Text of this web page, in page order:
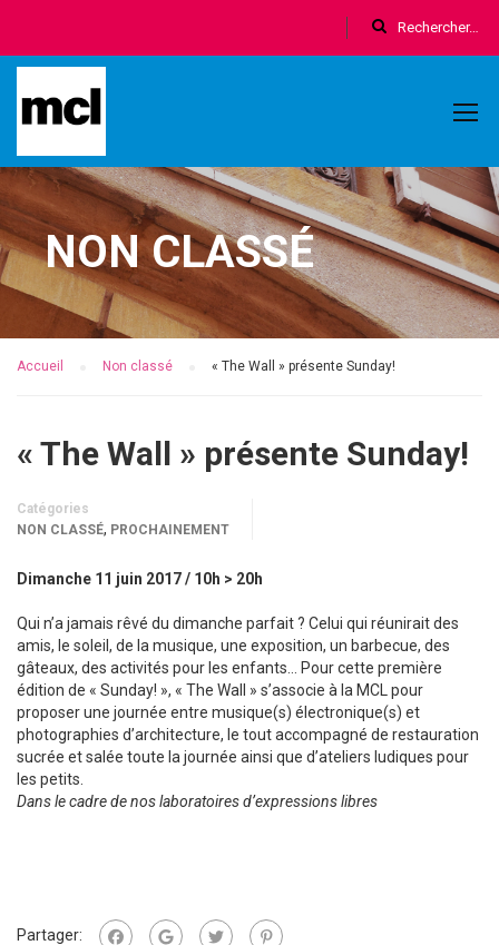
NON CLASSÉ
Accueil Non classé « The Wall » présente Sunday!
« The Wall » présente Sunday!
Catégories
NON CLASSÉ, PROCHAINEMENT
Dimanche 11 juin 2017 / 10h > 20h
Qui n’a jamais rêvé du dimanche parfait ? Celui qui réunirait des
amis, le soleil, de la musique, une exposition, un barbecue, des
gâteaux, des activités pour les enfants… Pour cette première
édition de « Sunday! », « The Wall » s’associe à la MCL pour
proposer une journée entre musique(s) électronique(s) et
photographies d’architecture, le tout accompagné de restauration
sucrée et salée toute la journée ainsi que d’ateliers ludiques pour
les petits.
Dans le cadre de nos laboratoires d’expressions libres
Partager: